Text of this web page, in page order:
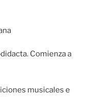
Comienza a
musicales e